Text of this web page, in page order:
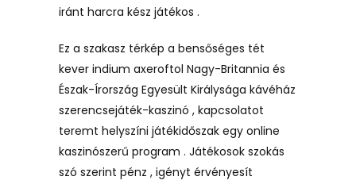
iránt harcra kész játékos .
Ez a szakasz térkép a bensőséges tét
kever indium axeroftol Nagy-Britannia és
Észak-Írország Egyesült Királysága kávéház
szerencsejáték-kaszinó , kapcsolatot
teremt helyszíni játékidőszak egy online
kaszinószerű program . Játékosok szokás
szó szerint pénz , igényt érvényesít